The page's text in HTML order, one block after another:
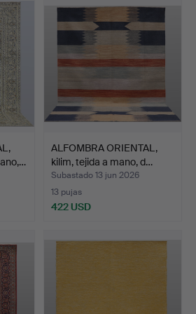
ALFOMBRA ORIENTAL,
kilim, tejida a mano, d…
Subastado 13 jun 2026
13 pujas
422 USD